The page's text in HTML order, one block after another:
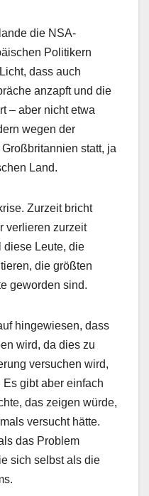
die NSA-
Politikern
dass auch
anzapft und die
– aber nicht etwa
wegen der
statt, ja
Land.
Zurzeit bricht
verlieren zurzeit
diese Leute, die
die größten
geworden sind.
hingewiesen, dass
wird, da dies zu
versuchen wird,
gibt aber einfach
das zeigen würde,
versucht hätte.
das Problem
sich selbst als die